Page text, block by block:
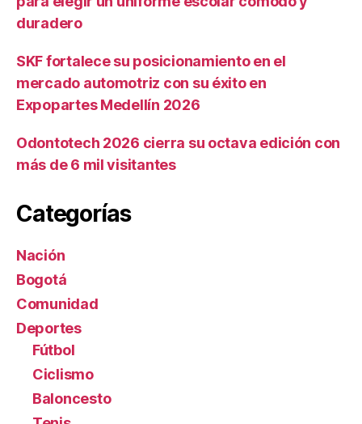
duradero
SKF fortalece su posicionamiento en el
mercado automotriz con su éxito en
Expopartes Medellín 2026
Odontotech 2026 cierra su octava edición con
más de 6 mil visitantes
Categorías
Nación
Bogotá
Comunidad
Deportes
Fútbol
Ciclismo
Baloncesto